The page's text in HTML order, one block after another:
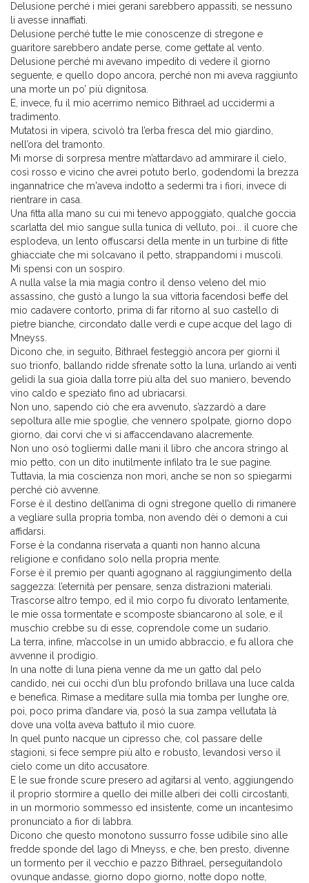
Delusione perché i miei gerani sarebbero appassiti, se nessuno
li avesse innaffiati.
Delusione perché tutte le mie conoscenze di stregone e
guaritore sarebbero andate perse, come gettate al vento.
Delusione perché mi avevano impedito di vedere il giorno
seguente, e quello dopo ancora, perché non mi aveva raggiunto
una morte un po’ più dignitosa.
E, invece, fu il mio acerrimo nemico Bithrael ad uccidermi a
tradimento.
Mutatosi in vipera, scivolò tra l’erba fresca del mio giardino,
nell’ora del tramonto.
Mi morse di sorpresa mentre m’attardavo ad ammirare il cielo,
così rosso e vicino che avrei potuto berlo, godendomi la brezza
ingannatrice che m'aveva indotto a sedermi tra i fiori, invece di
rientrare in casa.
Una fitta alla mano su cui mi tenevo appoggiato, qualche goccia
scarlatta del mio sangue sulla tunica di velluto, poi... il cuore che
esplodeva, un lento offuscarsi della mente in un turbine di fitte
ghiacciate che mi solcavano il petto, strappandomi i muscoli.
Mi spensi con un sospiro.
A nulla valse la mia magia contro il denso veleno del mio
assassino, che gustò a lungo la sua vittoria facendosi beffe del
mio cadavere contorto, prima di far ritorno al suo castello di
pietre bianche, circondato dalle verdi e cupe acque del lago di
Mneyss.
Dicono che, in seguito, Bithrael festeggiò ancora per giorni il
suo trionfo, ballando ridde sfrenate sotto la luna, urlando ai venti
gelidi la sua gioia dalla torre più alta del suo maniero, bevendo
vino caldo e speziato fino ad ubriacarsi.
Non uno, sapendo ciò che era avvenuto, s’azzardò a dare
sepoltura alle mie spoglie, che vennero spolpate, giorno dopo
giorno, dai corvi che vi si affaccendavano alacremente.
Non uno osò togliermi dalle mani il libro che ancora stringo al
mio petto, con un dito inutilmente infilato tra le sue pagine.
Tuttavia, la mia coscienza non morì, anche se non so spiegarmi
perché ciò avvenne.
Forse è il destino dell’anima di ogni stregone quello di rimanere
a vegliare sulla propria tomba, non avendo dèi o demoni a cui
affidarsi.
Forse è la condanna riservata a quanti non hanno alcuna
religione e confidano solo nella propria mente.
Forse è il premio per quanti agognano al raggiungimento della
saggezza: l’eternità per pensare, senza distrazioni materiali.
Trascorse altro tempo, ed il mio corpo fu divorato lentamente,
le mie ossa tormentate e scomposte sbiancarono al sole, e il
muschio crebbe su di esse, coprendole come un sudario.
La terra, infine, m’accolse in un umido abbraccio, e fu allora che
avvenne il prodigio.
In una notte di luna piena venne da me un gatto dal pelo
candido, nei cui occhi d’un blu profondo brillava una luce calda
e benefica. Rimase a meditare sulla mia tomba per lunghe ore,
poi, poco prima d’andare via, posò la sua zampa vellutata là
dove una volta aveva battuto il mio cuore.
In quel punto nacque un cipresso che, col passare delle
stagioni, si fece sempre più alto e robusto, levandosi verso il
cielo come un dito accusatore.
E le sue fronde scure presero ad agitarsi al vento, aggiungendo
il proprio stormire a quello dei mille alberi dei colli circostanti,
in un mormorio sommesso ed insistente, come un incantesimo
pronunciato a fior di labbra.
Dicono che questo monotono sussurro fosse udibile sino alle
fredde sponde del lago di Mneyss, e che, ben presto, divenne
un tormento per il vecchio e pazzo Bithrael, perseguitandolo
ovunque andasse, giorno dopo giorno, notte dopo notte,